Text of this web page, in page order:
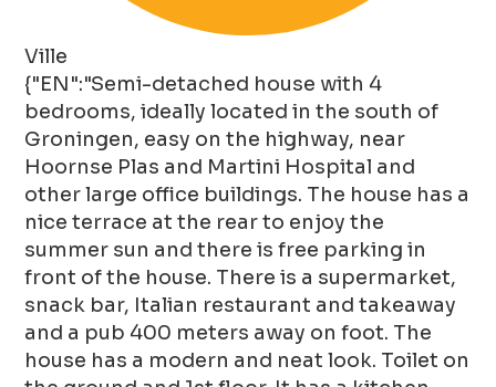
Ville
{"EN":"Semi-detached house with 4
bedrooms, ideally located in the south of
Groningen, easy on the highway, near
Hoornse Plas and Martini Hospital and
other large office buildings. The house has a
nice terrace at the rear to enjoy the
summer sun and there is free parking in
front of the house. There is a supermarket,
snack bar, Italian restaurant and takeaway
and a pub 400 meters away on foot. The
house has a modern and neat look. Toilet on